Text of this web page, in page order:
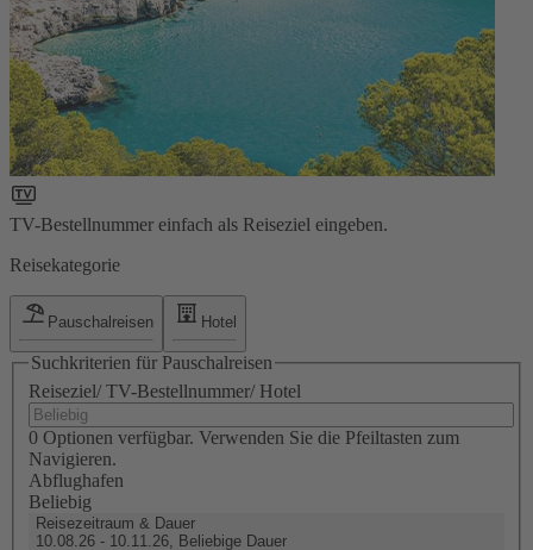
TV-Bestellnummer einfach als Reiseziel eingeben.
Reisekategorie
Pauschalreisen Hotel
Suchkriterien für Pauschalreisen
Reiseziel/ TV-Bestellnummer/ Hotel
0 Optionen verfügbar. Verwenden Sie die Pfeiltasten zum
Navigieren.
Abflughafen
Beliebig
Reisezeitraum & Dauer
10.08.26 - 10.11.26, Beliebige Dauer